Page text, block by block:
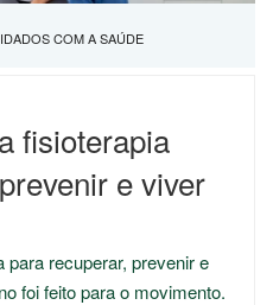
COM A SAÚDE
fisioterapia
e viver
recuperar, prevenir e
foi feito para o movimento.